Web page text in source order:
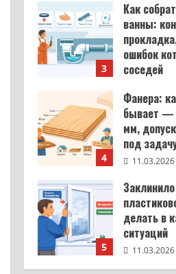
3
Как
ванны:
ошибок
соседей
4
Фанера:
бывает —
мм,
под
11.03.2026
5
делать в
ситуаций
11.03.2026